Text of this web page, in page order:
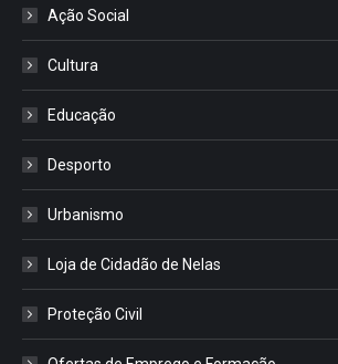
Ação Social
Cultura
Educação
Desporto
Urbanismo
Loja de Cidadão de Nelas
Proteção Civil